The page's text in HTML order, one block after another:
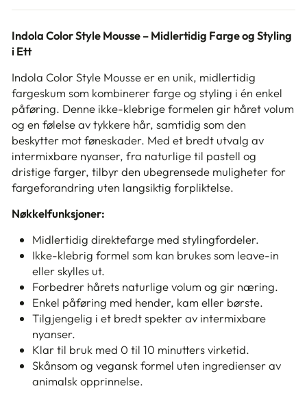
Indola Color Style Mousse – Midlertidig Farge og Styling
i Ett
Indola Color Style Mousse er en unik, midlertidig
fargeskum som kombinerer farge og styling i én enkel
påføring. Denne ikke-klebrige formelen gir håret volum
og en følelse av tykkere hår, samtidig som den
beskytter mot føneskader. Med et bredt utvalg av
intermixbare nyanser, fra naturlige til pastell og
dristige farger, tilbyr den ubegrensede muligheter for
fargeforandring uten langsiktig forpliktelse.
Nøkkelfunksjoner:
Midlertidig direktefarge med stylingfordeler.
Ikke-klebrig formel som kan brukes som leave-in
eller skylles ut.
Forbedrer hårets naturlige volum og gir næring.
Enkel påføring med hender, kam eller børste.
Tilgjengelig i et bredt spekter av intermixbare
nyanser.
Klar til bruk med 0 til 10 minutters virketid.
Skånsom og vegansk formel uten ingredienser av
animalsk opprinnelse.